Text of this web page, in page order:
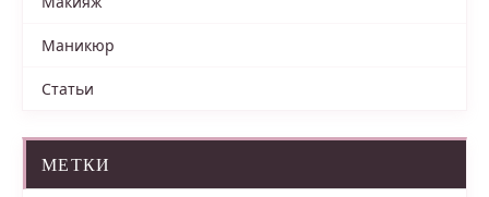
Маникюр
Статьи
МЕТКИ